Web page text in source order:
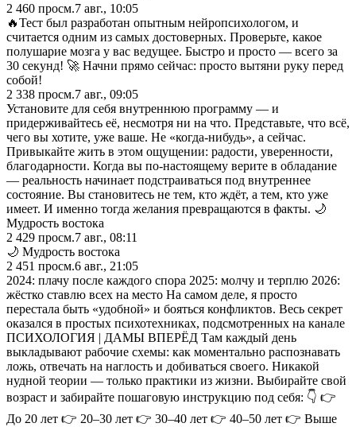
2 460 просм.7 авг., 10:05
🔥Тест был разработан опытным нейропсихологом, и
считается одним из самых достоверных. Проверьте, какое
полушарие мозга у вас ведущее. Быстро и просто — всего за
30 секунд! 🚀 Начни прямо сейчас: просто вытяни руку перед
собой!
2 338 просм.7 авг., 09:05
Установите для себя внутреннюю программу — и
придерживайтесь её, несмотря ни на что. Представьте, что всё,
чего вы хотите, уже ваше. Не «когда-нибудь», а сейчас.
Привыкайте жить в этом ощущении: радости, уверенности,
благодарности. Когда вы по-настоящему верите в обладание
— реальность начинает подстраиваться под внутреннее
состояние. Вы становитесь не тем, кто ждёт, а тем, кто уже
имеет. И именно тогда желания превращаются в факты. 🌙
Мудрость востока
2 429 просм.7 авг., 08:11
🌙 Мудрость востока
2 451 просм.6 авг., 21:05
2024: плачу после каждого спора 2025: молчу и терплю 2026:
жёстко ставлю всех на место На самом деле, я просто
перестала быть «удобной» и бояться конфликтов. Весь секрет
оказался в простых психотехниках, подсмотренных на канале
ПСИХОЛОГИЯ | ДАМЫ ВПЕРЁД Там каждый день
выкладывают рабочие схемы: как моментально распознавать
ложь, отвечать на наглость и добиваться своего. Никакой
нудной теории — только практики из жизни. Выбирайте свой
возраст и забирайте пошаговую инструкцию под себя: 👇 👉
До 20 лет 👉 20–30 лет 👉 30–40 лет 👉 40–50 лет 👉 Выше